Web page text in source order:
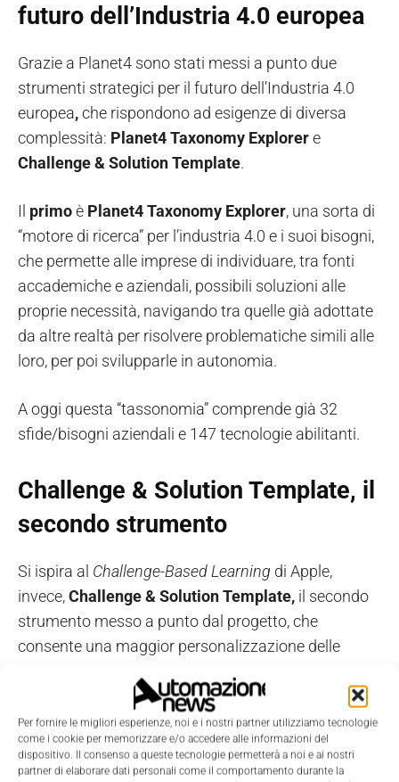
Per fornire le migliori esperienze, noi e i nostri partner utilizziamo tecnologie
come i cookie per memorizzare e/o accedere alle informazioni del
dispositivo. Il consenso a queste tecnologie permetterà a noi e ai nostri
partner di elaborare dati personali come il comportamento durante la
futuro dell’Industria 4.0 europea
Grazie a Planet4 sono stati messi a punto due
strumenti strategici per il futuro dell’Industria 4.0
europea,che rispondono ad esigenze di diversa
complessità: Planet4 Taxonomy Explorere
Challenge & Solution Template.
Il primoè Planet4 Taxonomy Explorer, una sorta di
“motore di ricerca” per l’industria 4.0 e i suoi bisogni,
che permette alle imprese di individuare, tra fonti
accademiche e aziendali, possibili soluzioni alle
proprie necessità, navigando tra quelle già adottate
da altre realtà per risolvere problematiche simili alle
loro, per poi svilupparle in autonomia.
A oggi questa “tassonomia” comprende già 32
sfide/bisogni aziendali e 147 tecnologie abilitanti.
Challenge & Solution Template, il
secondo strumento
Si ispira al Challenge-Based Learning di Apple,
invece,Challenge & Solution Template, il secondo
strumento messo a punto dal progetto, che
consente una maggior personalizzazione delle
Il template, infatti, guida l’impresa attraverso un
percorso a tappe prestabilite che vanno dalla
definizione della sfida e del contesto aziendale, fino